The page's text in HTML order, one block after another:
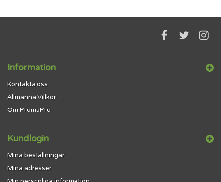
Information
Kontakta oss
Allmänna Villkor
Om PromoPro
Kundlogin
Mina beställningar
Mina adresser